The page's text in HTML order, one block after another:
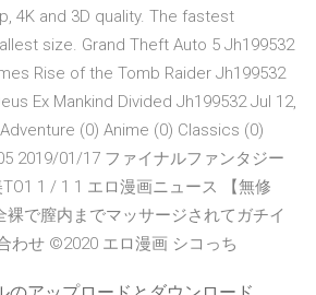
4K and 3D quality. The fastest
size. Grand Theft Auto 5 Jh199532
Rise of the Tomb Raider Jh199532
Ex Mankind Divided Jh199532 Jul 12,
(0) Anime (0) Classics (0)
2019/01/17 ファイナルファンタジー
1 / 1 1 エロ漫画ニュース 【無修
裸で膣内までマッサージされてガチイ
わせ ©2020 エロ漫画 シコっち